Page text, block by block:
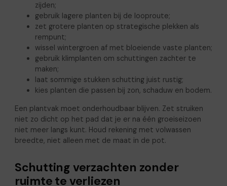
zijden;
gebruik lagere planten bij de looproute;
zet grotere planten op strategische plekken als
rempunt;
wissel wintergroen af met bloeiende vaste planten;
gebruik klimplanten om schuttingen zachter te
maken;
laat sommige stukken schutting juist rustig;
kies planten die passen bij zon, schaduw en bodem.
Een plantvak moet onderhoudbaar blijven. Zet struiken
niet zo dicht op het pad dat je er na één groeiseizoen
niet meer langs kunt. Houd rekening met volwassen
breedte, niet alleen met de maat in de pot.
Schutting verzachten zonder
ruimte te verliezen